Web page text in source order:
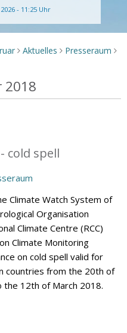
- 11:25 Uhr
> Aktuelles > Presseraum >
2018
cold spell
Climate Watch System of
Organisation
Climate Centre (RCC)
Climate Monitoring
on cold spell valid for
countries from the 20th of
the 12th of March 2018.